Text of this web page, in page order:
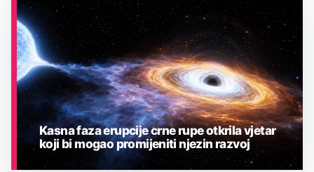
ASTRONOMIJA
Kasna faza erupcije crne rupe otkrila vjetar
koji bi mogao promijeniti njezin razvoj